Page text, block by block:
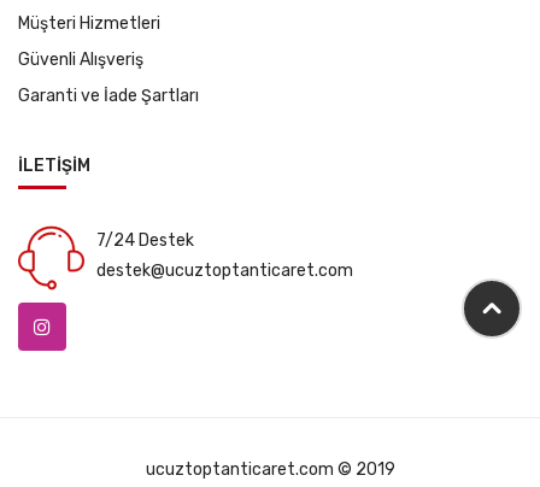
Müşteri Hizmetleri
Güvenli Alışveriş
Garanti ve İade Şartları
İLETİŞİM
7/24 Destek
destek@ucuztoptanticaret.com
ucuztoptanticaret.com © 2019